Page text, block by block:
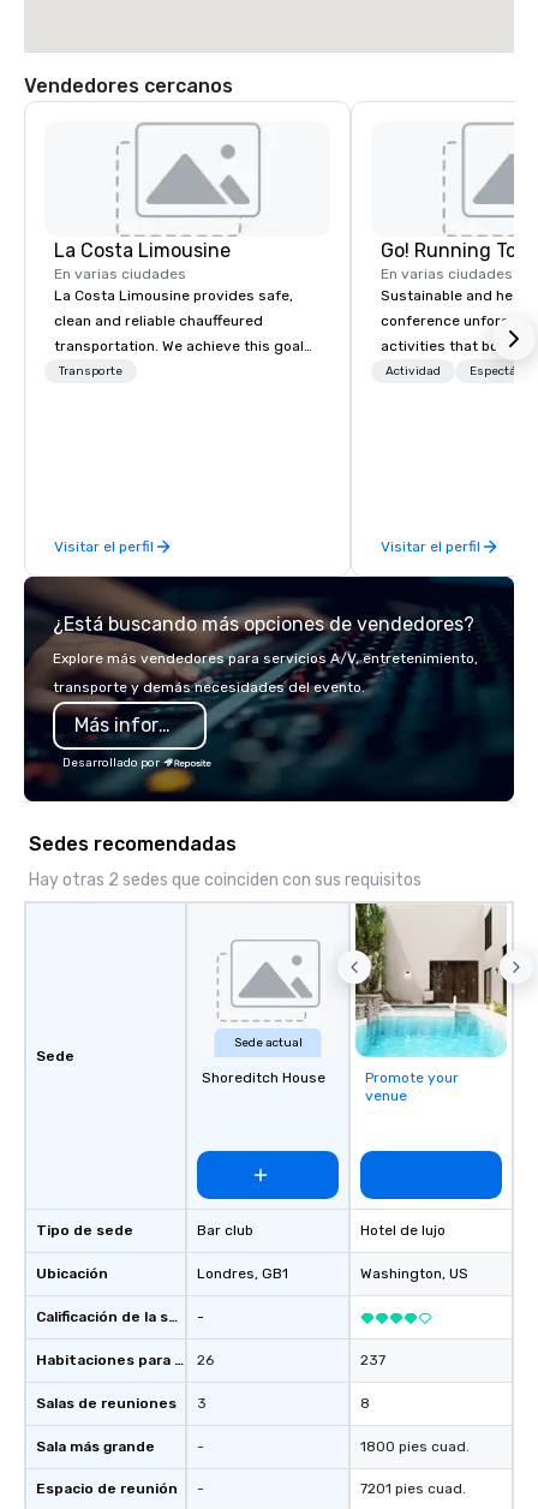
Vendedores cercanos
La Costa Limousine
En varias ciudades
La Costa Limousine provides safe,
clean and reliable chauffeured
transportation. We achieve this goal
with highly trained chauffeurs, the
late model luxury vehicles to the
highly experienced and professional
team of chauffeurs and support staff;
you will know quality when you travel
with La Costa Limousine.
Transporte
Visitar el perfil
Go! Running
En varias ciudades
Sustainable and
conference
activities that boost
lower carbon
Actividad
Visitar el perfil
¿Está buscando más opciones de vendedores?
Explore más vendedores para servicios A/V, entretenimiento,
transporte y demás necesidades del evento.
Más información
Desarrollado por
Sedes recomendadas
Hay otras 2 sedes que coinciden con sus requisitos
Sede
Tipo de sede
Ubicación
Calificación de la sede
Habitaciones para huéspedes
Salas de reuniones
Sala más grande
Espacio de reunión
Sede actual
Shoreditch House
Bar club
Londres, GB1
-
26
3
-
-
Promote your
venue
Hotel de lujo
Washington, US
237
8
1800 pies cuad.
7201 pies cuad.